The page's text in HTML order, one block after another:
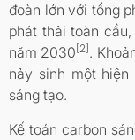
đoàn lớn với tổng
phát thải toàn
năm 2030 [2] .
nảy sinh một hiện
sáng tạo.
Kế toán carbon